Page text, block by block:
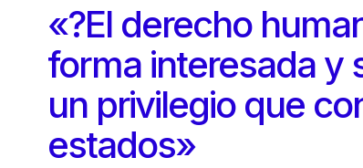
«?El derecho
forma interesada y
un privilegio que
estados»